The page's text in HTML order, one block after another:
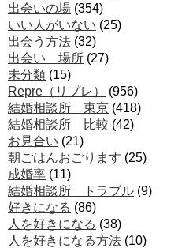
出会いの場 (354)
いい人がいない (25)
出会う方法 (32)
出会い 場所 (27)
未分類 (15)
Repre（リプレ）
(956)
結婚相談所 東京 (418)
結婚相談所 比較 (42)
お見合い (21)
朝ごはんおごります (25)
成婚率 (11)
結婚相談所 トラブル (9)
好きになる (86)
人を好きになる (38)
人を好きになる方法 (10)